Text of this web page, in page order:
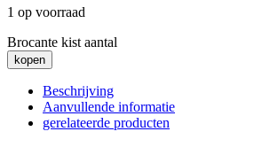
1 op voorraad
Brocante kist aantal
kopen
Beschrijving
Aanvullende informatie
gerelateerde producten